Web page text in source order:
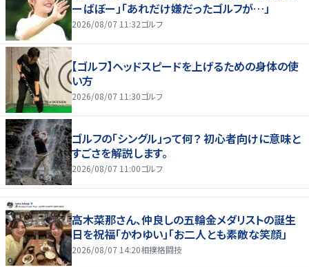
ーばぼー」「あれだけ嫌だったゴルフが…」
2026/08/07 11:32ゴルフ
【ゴルフ】ヘッドスピードを上げるための身体の使
い方
2026/08/07 11:30ゴルフ
ゴルフの「シングル」って何？ 初心者向けに意味と
すごさを解説します。
2026/08/07 11:00ゴルフ
高木菜那さん、仲良しの五輪金メダリストの誕生
日を祝福「かわゆい」「お二人とも素敵な笑顔」
2026/08/07 14:20相撲格闘技